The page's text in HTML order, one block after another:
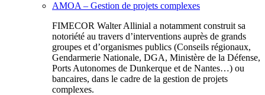
AMOA – Gestion de projets complexes
FIMECOR Walter Allinial a notamment construit sa
notoriété au travers d’interventions auprès de grands
groupes et d’organismes publics (Conseils régionaux,
Gendarmerie Nationale, DGA, Ministère de la Défense,
Ports Autonomes de Dunkerque et de Nantes…) ou
bancaires, dans le cadre de la gestion de projets
complexes.